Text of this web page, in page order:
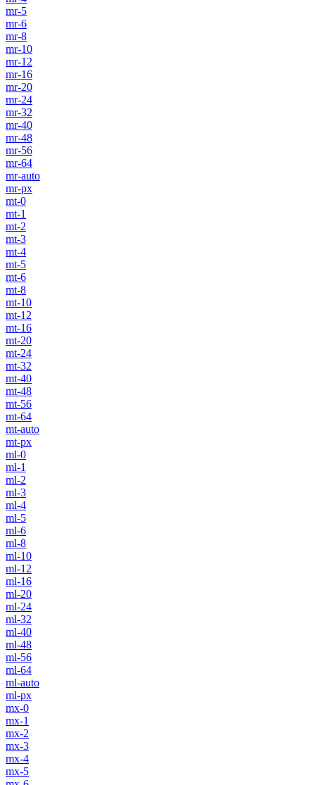
mr-5
mr-6
mr-8
mr-10
mr-12
mr-16
mr-20
mr-24
mr-32
mr-40
mr-48
mr-56
mr-64
mr-auto
mr-px
mt-0
mt-1
mt-2
mt-3
mt-4
mt-5
mt-6
mt-8
mt-10
mt-12
mt-16
mt-20
mt-24
mt-32
mt-40
mt-48
mt-56
mt-64
mt-auto
mt-px
ml-0
ml-1
ml-2
ml-3
ml-4
ml-5
ml-6
ml-8
ml-10
ml-12
ml-16
ml-20
ml-24
ml-32
ml-40
ml-48
ml-56
ml-64
ml-auto
ml-px
mx-0
mx-1
mx-2
mx-3
mx-4
mx-5